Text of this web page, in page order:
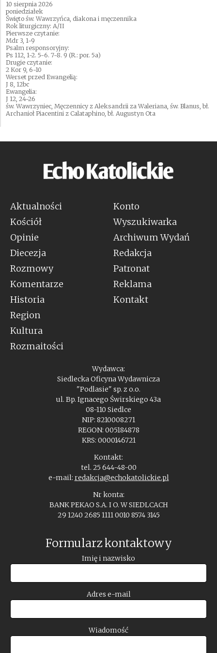
10 sierpnia 2026
poniedziałek
Święto św. Wawrzyńca, diakona i męczennika
Rok liturgiczny: A/II
Pierwsze czytanie:
Mdr 3, 1-9
Psalm responsoryjny:
Ps 112, 1-2. 5-6. 7-8. 9 (R.: por. 5a)
Drugie czytanie:
2 Kor 9, 6-10
Werset przed Ewangelią:
J 8, 12bc
Ewangelia:
J 12, 24-26
św. Wawrzyniec, Męczennicy z Aleksandrii za Waleriana, św. Blanus, bł.
Archanioł Piacentini z Calataphino, bł. Augustyn Ota
Aktualności
Kościół
Opinie
Diecezja
Rozmowy
Komentarze
Historia
Region
Kultura
Rozmaitości
Konto
Wyszukiwarka
Archiwum Wydań
Redakcja
Patronat
Reklama
Kontakt
Wydawca:
Siedlecka Oficyna Wydawnicza
"Podlasie" sp. z o.o.
ul. Bp. Ignacego Świrskiego 43a
08-110 Siedlce
NIP: 8210008271
REGON: 005184878
KRS: 0000146721
Kontakt:
tel. 25 644-48-00
e-mail: redakcja@echokatolickie.pl
Nr konta:
BANK PEKAO S.A. I O. W SIEDLCACH
29 1240 2685 1111 0010 8574 3145
Formularz kontaktowy
Imię i nazwisko
Adres e-mail
Wiadomość